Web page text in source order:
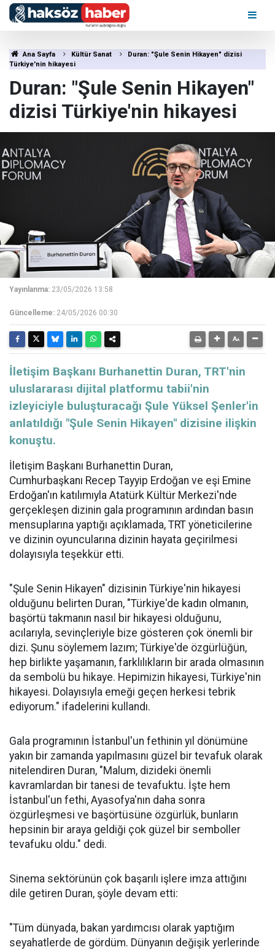
Ana Sayfa Kültür Sanat
Duran: "Şule Senin Hikayen" dizisi
Türkiye'nin hikayesi
Duran: "Şule Senin Hikayen"
dizisi Türkiye'nin hikayesi
Yayınlanma: 23/05/2026 13:58
Güncelleme: 24/05/2026 00:30
İletişim Başkanı Burhanettin Duran, TRT'nin
uluslararası dijital platformu tabii'nin
izleyiciyle buluşturacağı Şule Yüksel Şenler'in
anlatıldığı "Şule Senin Hikayen" dizisine ilişkin
konuştu.
İletişim Başkanı Burhanettin Duran,
Cumhurbaşkanı Recep Tayyip Erdoğan ve eşi Emine
Erdoğan'ın katılımıyla Atatürk Kültür Merkezi'nde
gerçekleşen dizinin gala programının ardından basın
mensuplarına yaptığı açıklamada, TRT yöneticilerine
ve dizinin oyuncularına dizinin hayata geçirilmesi
dolayısıyla teşekkür etti.
"Şule Senin Hikayen" dizisinin Türkiye'nin hikayesi
olduğunu belirten Duran, "Türkiye'de kadın olmanın,
başörtü takmanın nasıl bir hikayesi olduğunu,
acılarıyla, sevinçleriyle bize gösteren çok önemli bir
dizi. Şunu söylemem lazım; Türkiye'de özgürlüğün,
hep birlikte yaşamanın, farklılıkların bir arada olmasının
da sembolü bu hikaye. Hepimizin hikayesi, Türkiye'nin
hikayesi. Dolayısıyla emeği geçen herkesi tebrik
ediyorum." ifadelerini kullandı.
Gala programının İstanbul'un fethinin yıl dönümüne
yakın bir zamanda yapılmasını güzel bir tevafuk olarak
nitelendiren Duran, "Malum, dizideki önemli
kavramlardan bir tanesi de tevafuktu. İşte hem
İstanbul'un fethi, Ayasofya'nın daha sonra
özgürleşmesi ve başörtüsüne özgürlük, bunların
hepsinin bir araya geldiği çok güzel bir semboller
tevafuku oldu." dedi.
Sinema sektörünün çok başarılı işlere imza attığını
dile getiren Duran, şöyle devam etti:
"Tüm dünyada, bakan yardımcısı olarak yaptığım
seyahatlerde de gördüm. Dünyanın değişik yerlerinde